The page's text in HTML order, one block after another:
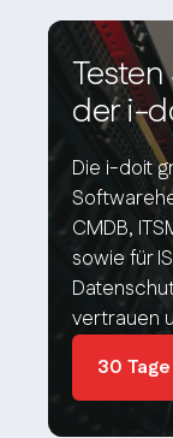
der i-
Die i-doit
CMDB,
sowie für
vertrauen
30